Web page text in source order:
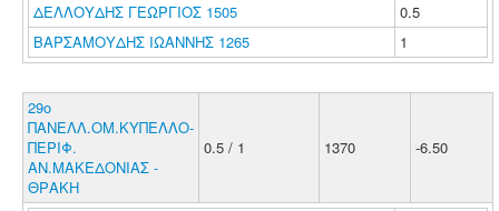
ΔΕΛΛΟΥΔΗΣ ΓΕΩΡΓΙΟΣ 1505
0.5
ΒΑΡΣΑΜΟΥΔΗΣ ΙΩΑΝΝΗΣ 1265
1
29ο
ΠΑΝΕΛΛ.ΟΜ.ΚΥΠΕΛΛΟ-
ΠΕΡΙΦ.
ΑΝ.ΜΑΚΕΔΟΝΙΑΣ -
ΘΡΑΚΗ
0.5 / 1 1370 -6.50